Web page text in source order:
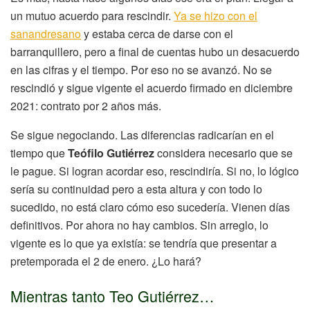
un mutuo acuerdo para rescindir. Ya se hizo con el
sanandresanoy estaba cerca de darse con el
barranquillero, pero a final de cuentas hubo un desacuerdo
en las cifras y el tiempo. Por eso no se avanzó. No se
rescindió y sigue vigente el acuerdo firmado en diciembre
2021: contrato por 2 años más.
Se sigue negociando. Las diferencias radicarían en el
tiempo queTeófilo Gutiérrezconsidera necesario que se
le pague. Si logran acordar eso, rescindiría. Si no, lo lógico
sería su continuidad pero a esta altura y con todo lo
sucedido, no está claro cómo eso sucedería. Vienen días
definitivos. Por ahora no hay cambios. Sin arreglo, lo
vigente es lo que ya existía: se tendría que presentar a
pretemporada el 2 de enero. ¿Lo hará?
Mientras tanto Teo Gutiérrez…